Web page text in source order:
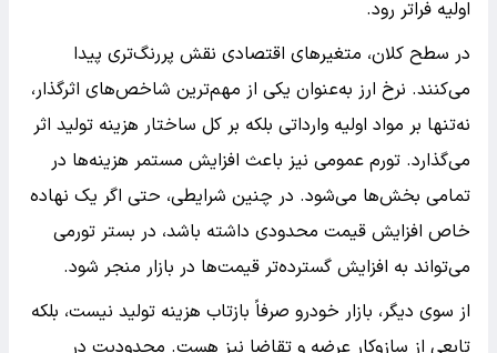
اولیه فراتر رود.
در سطح کلان، متغیرهای اقتصادی نقش پررنگ‌تری پیدا
می‌کنند. نرخ ارز به‌عنوان یکی از مهم‌ترین شاخص‌های اثرگذار،
نه‌تنها بر مواد اولیه وارداتی بلکه بر کل ساختار هزینه تولید اثر
می‌گذارد. تورم عمومی نیز باعث افزایش مستمر هزینه‌ها در
تمامی بخش‌ها می‌شود. در چنین شرایطی، حتی اگر یک نهاده
خاص افزایش قیمت محدودی داشته باشد، در بستر تورمی
می‌تواند به افزایش گسترده‌تر قیمت‌ها در بازار منجر شود.
از سوی دیگر، بازار خودرو صرفاً بازتاب هزینه تولید نیست، بلکه
تابعی از سازوکار عرضه و تقاضا نیز هست. محدودیت در